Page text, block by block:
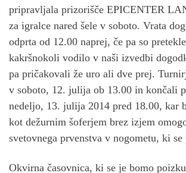
pripravljala prizorišče EPICENTER
za igralce nared šele v soboto. Vrata
odprta od 12.00 naprej, če pa so
kakršnokoli vodilo v naši izvedbi
pa pričakovali že uro ali dve prej.
v soboto, 12. julija ob 13.00 in končali
nedeljo, 13. julija 2014 pred 18.00, kar
kot dežurnim šoferjem brez izjem
svetovnega prvenstva v nogometu, ki
Okvirna časovnica, ki se je bomo